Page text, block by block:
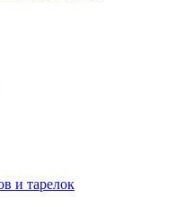
и тарелок